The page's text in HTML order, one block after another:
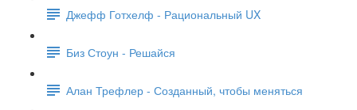
Джефф Готхелф - Рациональный UX
Биз Стоун - Решайся
Алан Трефлер - Созданный, чтобы меняться